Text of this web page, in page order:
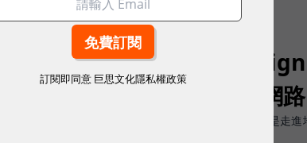
3C生活
告別「極速迷思」！
密：什麼才是 5G 時代的好網
真正好用的網路服務，不是測速軟體上的瞬間峰值，而是走
訂閱即同意 巨思文化隱私權政策